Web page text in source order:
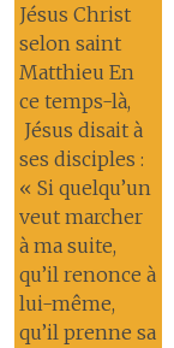
Jésus Christ
selon saint
Matthieu En
ce temps-là,
Jésus disait à
ses disciples :
« Si quelqu’un
veut marcher
à ma suite,
qu’il renonce à
lui-même,
qu’il prenne sa